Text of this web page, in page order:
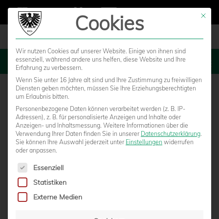
MENU
PREUSSEN STARTEN IN KÖLN DEN S
Mit
Cookies
Wir nutzen Cookies auf unserer Website. Einige von ihnen sind
essenziell, während andere uns helfen, diese Website und Ihre
Erfahrung zu verbessern.
Wenn Sie unter 16 Jahre alt sind und Ihre Zustimmung zu freiwilligen
Diensten geben möchten, müssen Sie Ihre Erziehungsberechtigten
um Erlaubnis bitten.
Personenbezogene Daten können verarbeitet werden (z. B. IP-
Adressen), z. B. für personalisierte Anzeigen und Inhalte oder
Anzeigen- und Inhaltsmessung. Weitere Informationen über die
Verwendung Ihrer Daten finden Sie in unserer Datenschutzerklärung.
Sie können Ihre Auswahl jederzeit unter Einstellungen widerrufen
oder anpassen.
Es folgt eine Liste der Service-Gruppen, für die eine
Essenziell
Statistiken
Externe Medien